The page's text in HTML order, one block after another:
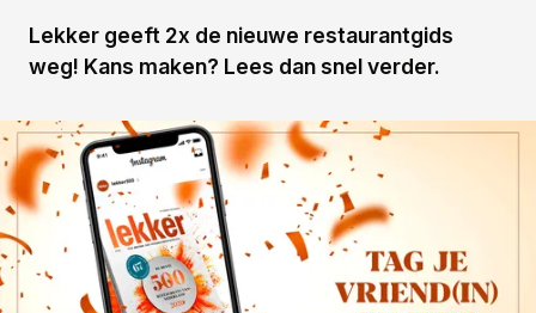
Lekker geeft 2x de nieuwe restaurantgids
weg! Kans maken? Lees dan snel verder.